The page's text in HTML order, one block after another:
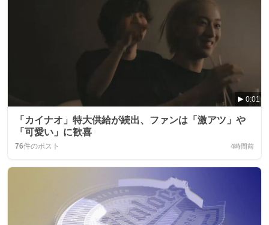
0:01
「カイナオ」特大供給が続出、ファンは「激アツ」や
「可愛い」に歓喜
76件のポスト 4時間前